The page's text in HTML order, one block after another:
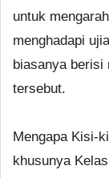
untuk
menghadapi
biasanya berisi
tersebut.
Mengapa Kisi-
khusunya